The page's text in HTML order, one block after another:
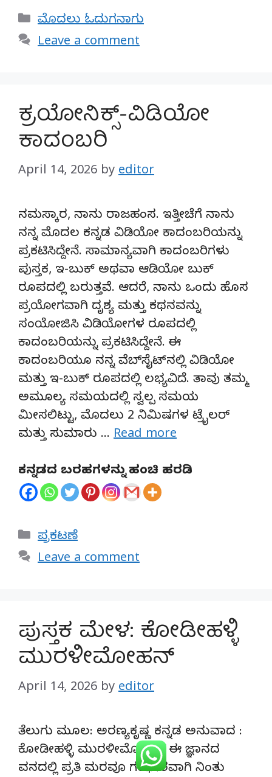
Categories
ಮೊದಲು ಓದುಗನಾಗು
Leave a comment
ಕ್ರಯೋನಿಕ್ಸ್-ವಿಡಿಯೋ
ಕಾದಂಬರಿ
April 14, 2026 by editor
ನಮಸ್ಕಾರ, ನಾನು ರಾಜಹಂಸ. ಇತ್ತೀಚೆಗೆ ನಾನು
ನನ್ನ ಮೊದಲ ಕನ್ನಡ ವಿಡಿಯೋ ಕಾದಂಬರಿಯನ್ನು
ಪ್ರಕಟಿಸಿದ್ದೇನೆ. ಸಾಮಾನ್ಯವಾಗಿ ಕಾದಂಬರಿಗಳು
ಪುಸ್ತಕ, ಇ-ಬುಕ್ ಅಥವಾ ಆಡಿಯೋ ಬುಕ್
ರೂಪದಲ್ಲಿ ಬರುತ್ತವೆ. ಆದರೆ, ನಾನು ಒಂದು ಹೊಸ
ಪ್ರಯೋಗವಾಗಿ ದೃಶ್ಯ ಮತ್ತು ಕಥನವನ್ನು
ಸಂಯೋಜಿಸಿ ವಿಡಿಯೋಗಳ ರೂಪದಲ್ಲಿ
ಕಾದಂಬರಿಯನ್ನು ಪ್ರಕಟಿಸಿದ್ದೇನೆ. ಈ
ಕಾದಂಬರಿಯೂ ನನ್ನ ವೆಬ್‌ಸೈಟ್‌ನಲ್ಲಿ ವಿಡಿಯೋ
ಮತ್ತು ಇ-ಬುಕ್ ರೂಪದಲ್ಲಿ ಲಭ್ಯವಿದೆ. ತಾವು ತಮ್ಮ
ಅಮೂಲ್ಯ ಸಮಯದಲ್ಲಿ ಸ್ವಲ್ಪ ಸಮಯ
ಮೀಸಲಿಟ್ಟು, ಮೊದಲು 2 ನಿಮಿಷಗಳ ಟ್ರೈಲರ್
ಮತ್ತು ಸುಮಾರು … Read more
ಕನ್ನಡದ ಬರಹಗಳನ್ನು ಹಂಚಿ ಹರಡಿ
Categories
ಪ್ರಕಟಣೆ
Leave a comment
ಪುಸ್ತಕ ಮೇಳ: ಕೋಡೀಹಳ್ಳಿ
ಮುರಳೀಮೋಹನ್
April 14, 2026 by editor
ತೆಲುಗು ಮೂಲ: ಅರಣ್ಯಕೃಷ್ಣ ಕನ್ನಡ ಅನುವಾದ :
ಕೋಡೀಹಳ್ಳಿ ಮುರಳೀಮೋಹನ್ ಈ ಜ್ಞಾನದ
ವನದಲ್ಲಿ ಪ್ರತಿ ಮರವೂ ಗಂಭೀರವಾಗಿ ನಿಂತು